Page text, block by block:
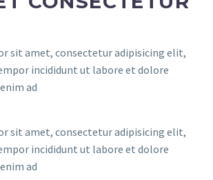
sit amet, consectetur adipisicing elit,
incididunt ut labore et dolore
ad
sit amet, consectetur adipisicing elit,
incididunt ut labore et dolore
ad